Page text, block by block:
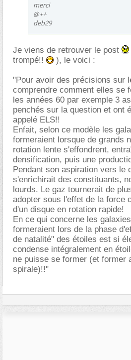
merci
@++
deb29
Je viens de retrouver le post
trompé!!
), le voici :
"Pour avoir des précisions sur
comprendre comment elles se
les années 60 par exemple 3
penchés sur la question et ont
appelé ELS!!
Enfait, selon ce modèle les
formeraient lorsque de grands
rotation lente s'effondrent,
densification, puis une
Pendant son aspiration vers le
s'enrichirait des constituants,
lourds. Le gaz tournerait de
adopter sous l'effet de la force
d'un disque en rotation rapide!
En ce qui concerne les
formeraient lors de la phase
de natalité" des étoiles est si
condense intégralement en
ne puisse se former (et former
spirale)!!"